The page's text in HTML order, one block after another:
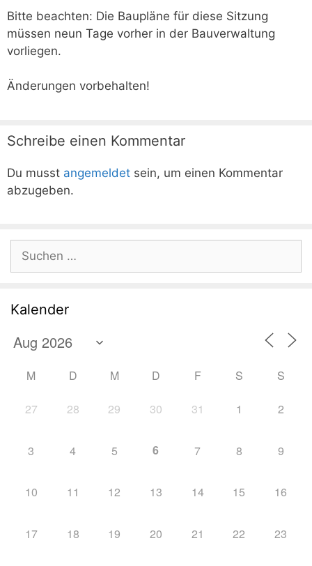
Bitte beachten: Die Baupläne für diese Sitzung
müssen neun Tage vorher in der Bauverwaltung
vorliegen.
Änderungen vorbehalten!
Schreibe einen Kommentar
Du musst angemeldet sein, um einen Kommentar
abzugeben.
Suchen
nach:
Kalender
M D M D F S S
27 28 29 30 31 1 2
3 4 5 6 7 8 9
10 11 12 13 14 15 16
17 18 19 20 21 22 23